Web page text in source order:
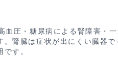
血圧・糖尿病による腎障害・
。腎臓は症状が出にくい臓器
す。